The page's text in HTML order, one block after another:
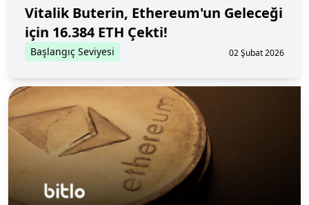
Vitalik Buterin, Ethereum'un Geleceği
için 16.384 ETH Çekti!
Başlangıç Seviyesi 02 Şubat 2026